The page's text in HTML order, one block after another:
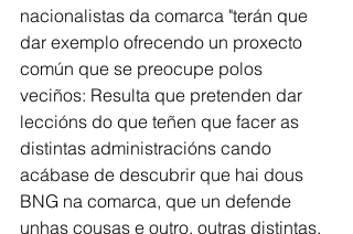
nacionalistas da comarca "terán que
dar exemplo ofrecendo un proxecto
común que se preocupe polos
veciños: Resulta que pretenden dar
leccións do que teñen que facer as
distintas administracións cando
acábase de descubrir que hai dous
BNG na comarca, que un defende
unhas cousas e outro, outras distintas,